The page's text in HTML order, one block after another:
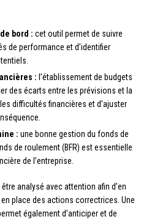
bord : cet outil permet de suivre
de performance et d’identifier
: l’établissement de budgets
des écarts entre les prévisions et la
difficultés financières et d’ajuster
: une bonne gestion du fonds de
de roulement (BFR) est essentielle
de l’entreprise.
analysé avec attention afin d’en
place des actions correctrices. Une
également d’anticiper et de